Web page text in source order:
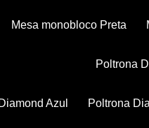
Mesa monobloco Preta
Poltrona
Azul Poltrona